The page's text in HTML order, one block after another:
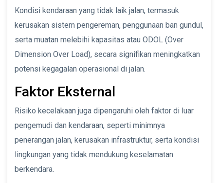
Kondisi kendaraan yang tidak laik jalan, termasuk
kerusakan sistem pengereman, penggunaan ban gundul,
serta muatan melebihi kapasitas atau ODOL (Over
Dimension Over Load), secara signifikan meningkatkan
potensi kegagalan operasional di jalan.
Faktor Eksternal
Risiko kecelakaan juga dipengaruhi oleh faktor di luar
pengemudi dan kendaraan, seperti minimnya
penerangan jalan, kerusakan infrastruktur, serta kondisi
lingkungan yang tidak mendukung keselamatan
berkendara.